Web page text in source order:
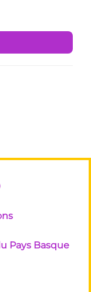
Pays Basque